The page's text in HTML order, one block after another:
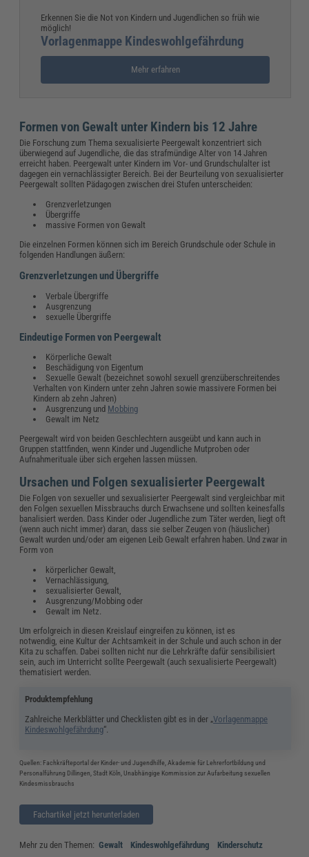
Erkennen Sie die Not von Kindern und Jugendlichen so früh wie
möglich!
Vorlagenmappe Kindeswohlgefährdung
Mehr erfahren
Formen von Gewalt unter Kindern bis 12 Jahre
Die Forschung zum Thema sexualisierte Peergewalt konzentriert sich
überwiegend auf Jugendliche, die das strafmündige Alter von 14 Jahren
erreicht haben. Peergewalt unter Kindern im Vor- und Grundschulalter ist
dagegen ein vernachlässigter Bereich. Bei der Beurteilung von sexualisierter
Peergewalt sollten Pädagogen zwischen drei Stufen unterscheiden:
Grenzverletzungen
Übergriffe
massive Formen von Gewalt
Die einzelnen Formen können sich im Bereich Grundschule oder Schule in
folgenden Handlungen äußern:
Grenzverletzungen und Übergriffe
Verbale Übergriffe
Ausgrenzung
sexuelle Übergriffe
Eindeutige Formen von Peergewalt
Körperliche Gewalt
Beschädigung von Eigentum
Sexuelle Gewalt (bezeichnet sowohl sexuell grenzüberschreitendes
Verhalten von Kindern unter zehn Jahren sowie massivere Formen bei
Kindern ab zehn Jahren)
Ausgrenzung und Mobbing
Gewalt im Netz
Peergewalt wird von beiden Geschlechtern ausgeübt und kann auch in
Gruppen stattfinden, wenn Kinder und Jugendliche Mutproben oder
Aufnahmerituale über sich ergehen lassen müssen.
Ursachen und Folgen sexualisierter Peergewalt
Die Folgen von sexueller und sexualisierter Peergewalt sind vergleichbar mit
den Folgen sexuellen Missbrauchs durch Erwachsene und sollten keinesfalls
banalisiert werden. Dass Kinder oder Jugendliche zum Täter werden, liegt oft
(wenn auch nicht immer) daran, dass sie selber Zeugen von (häuslicher)
Gewalt wurden und/oder am eigenen Leib Gewalt erfahren haben. Und zwar in
Form von
körperlicher Gewalt,
Vernachlässigung,
sexualisierter Gewalt,
Ausgrenzung/Mobbing oder
Gewalt im Netz.
Um erfolgreich in diesen Kreislauf eingreifen zu können, ist es
notwendig, eine Kultur der Achtsamkeit in der Schule und auch schon in der
Kita zu schaffen. Dabei sollten nicht nur die Lehrkräfte dafür sensibilisiert
sein, auch im Unterricht sollte Peergewalt (auch sexualisierte Peergewalt)
thematisiert werden.
Produktempfehlung
Zahlreiche Merkblätter und Checklisten gibt es in der „Vorlagenmappe
Kindeswohlgefährdung“.
Quellen: Fachkräfteportal der Kinder- und Jugendhilfe, Akademie für Lehrerfortbildung und
Personalführung Dillingen, Stadt Köln, Unabhängige Kommission zur Aufarbeitung sexuellen
Kindesmissbrauchs
Fachartikel jetzt herunterladen
Mehr zu den Themen: Gewalt Kindeswohlgefährdung Kinderschutz